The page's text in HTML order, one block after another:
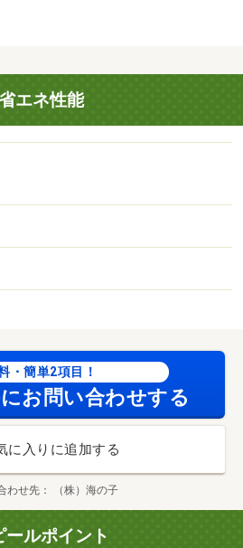
・ｒｕｕｍサポート１，９８０
せず洗濯を干せるサンルームは、
す。・駐輪場：有・仲介手数料：
エネ性能
・簡単2項目！
お問い合わせする
に入りに追加する
わせ先 （株）海の子
ールポイント